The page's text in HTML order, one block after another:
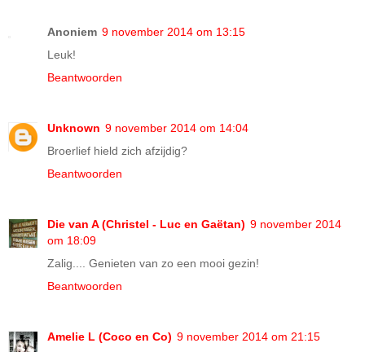
Anoniem 9 november 2014 om 13:15
Leuk!
Beantwoorden
Unknown 9 november 2014 om 14:04
Broerlief hield zich afzijdig?
Beantwoorden
Die van A (Christel - Luc en Gaëtan) 9 november 2014
om 18:09
Zalig.... Genieten van zo een mooi gezin!
Beantwoorden
Amelie L (Coco en Co) 9 november 2014 om 21:15